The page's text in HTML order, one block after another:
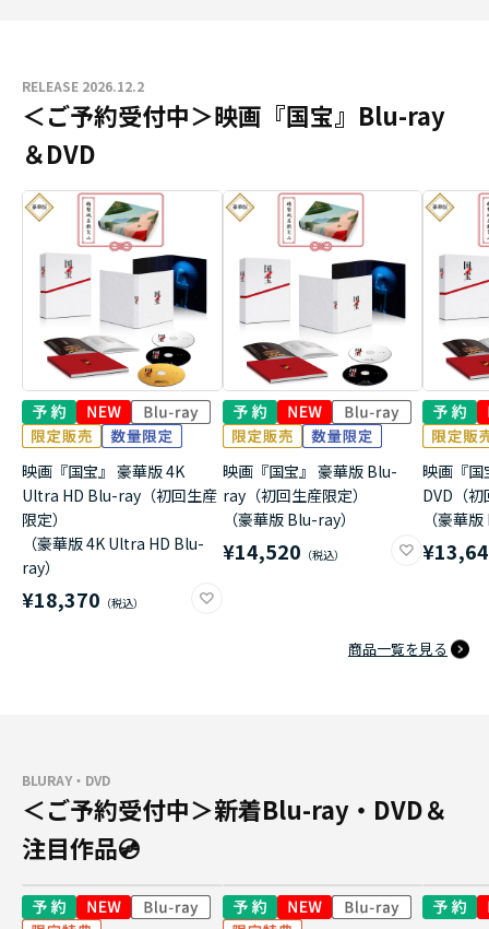
RELEASE 2026.12.2
＜ご予約受付中＞映画『国宝』Blu-ray
＆DVD
映画『国宝』 豪華版 4K
Ultra HD Blu-ray（初回生産
限定）
（豪華版 4K Ultra HD Blu-
ray）
¥18,370
映画『国宝』 豪華版 Blu-
ray（初回生産限定）
（豪華版 Blu-ray）
¥14,520
映画『国
DVD（
（豪華
商品一覧を見る
BLURAY・DVD
＜ご予約受付中＞新着Blu-ray・DVD＆
注目作品💿